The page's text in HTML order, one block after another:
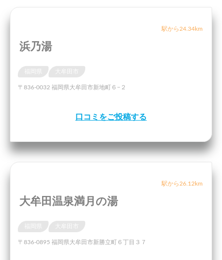
駅から24.34km
浜乃湯
大牟田市
〒836-0032 福岡県大牟田市新地町６−２
口コミをご投稿する
駅から26.12km
大牟田温泉満月の湯
大牟田市
〒836-0895 福岡県大牟田市新勝立町６丁目３７